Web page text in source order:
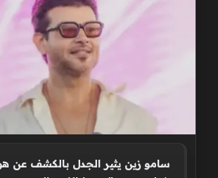
سامو زين يثير الجدل بالكشف عن